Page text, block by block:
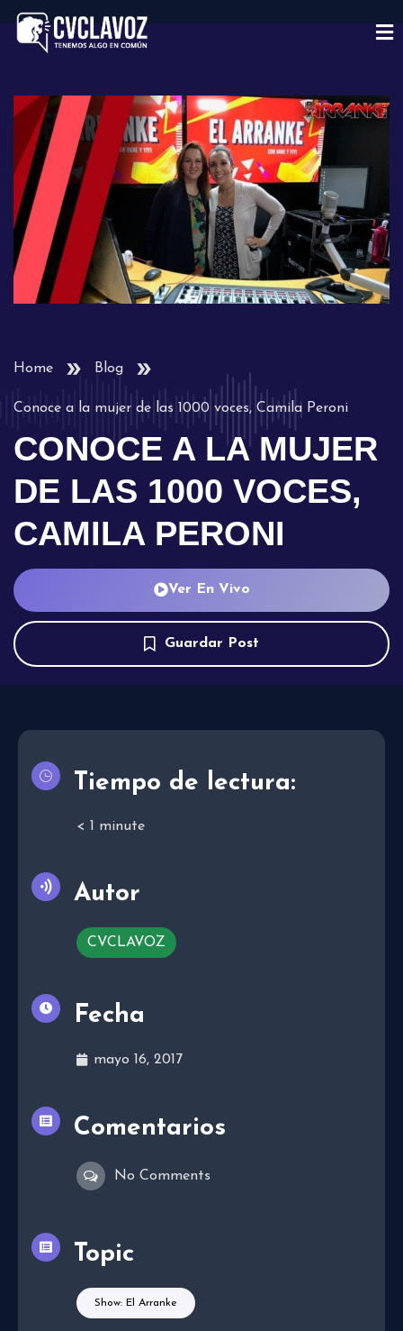
Home Blog
Conoce a la mujer de las 1000 voces, Camila Peroni
CONOCE A LA MUJER
DE LAS 1000 VOCES,
CAMILA PERONI
Ver En Vivo
Guardar Post
Tiempo de lectura:
< 1 minute
Autor
CVCLAVOZ
Fecha
mayo 16, 2017
Comentarios
No Comments
Topic
Show: El Arranke